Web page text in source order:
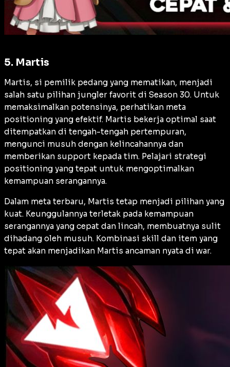
5. Martis
Martis, si pemilik pedang yang mematikan, menjadi
salah satu pilihan jungler favorit di Season 30. Untuk
memaksimalkan potensinya, perhatikan meta
positioning yang efektif. Martis bekerja optimal saat
ditempatkan di tengah-tengah pertempuran,
mengunci musuh dengan kelincahannya dan
memberikan support kepada tim. Pelajari strategi
positioning yang tepat untuk mengoptimalkan
kemampuan serangannya.
Dalam meta terbaru, Martis tetap menjadi pilihan yang
kuat. Keunggulannya terletak pada kemampuan
serangannya yang cepat dan lincah, membuatnya sulit
dihadang oleh musuh. Kombinasi skill dan item yang
tepat akan menjadikan Martis ancaman nyata di war.